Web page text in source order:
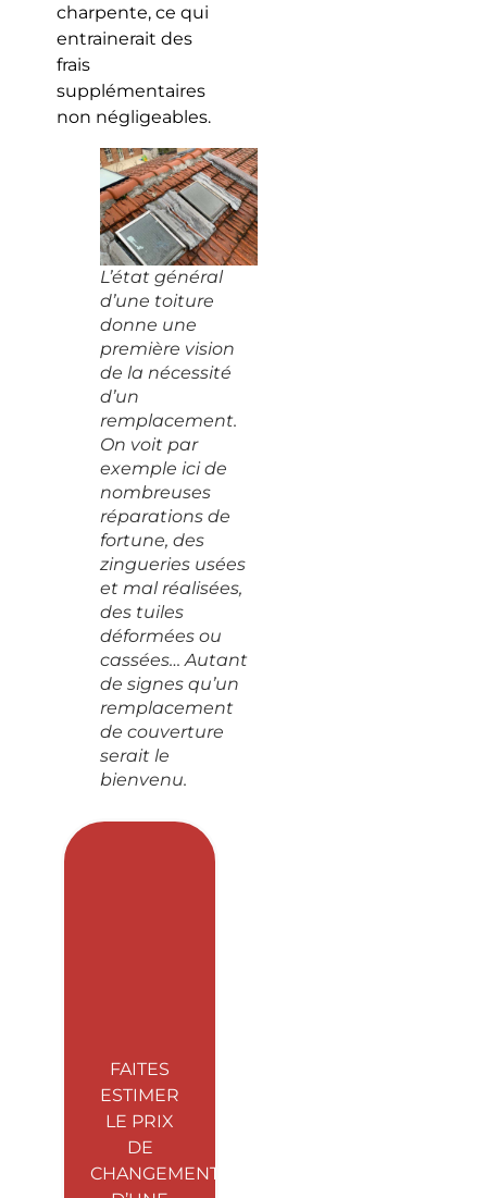
charpente, ce qui
entrainerait des
frais
supplémentaires
non négligeables.
L’état général
d’une toiture
donne une
première vision
de la nécessité
d’un
remplacement.
On voit par
exemple ici de
nombreuses
réparations de
fortune, des
zingueries usées
et mal réalisées,
des tuiles
déformées ou
cassées… Autant
de signes qu’un
remplacement
de couverture
serait le
bienvenu.
FAITES
ESTIMER
LE PRIX
DE
CHANGEMENT